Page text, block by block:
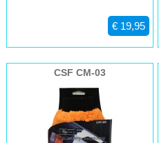
€ 19,95
CSF CM-03